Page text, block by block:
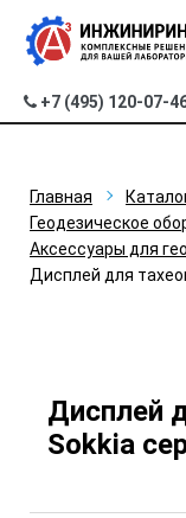
+7 (495) 120-07-
Главная
Геодезическое
Аксессуары для
Дисплей для
Дисплей
Sokkia